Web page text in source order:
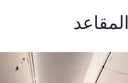
المقاعد